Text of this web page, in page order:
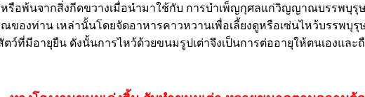
รือพ้นจากสิ่งกีดขวางเมื่อนำมาใช้กับ การบำเพ็ญกุศลแก่วิญญาณบรรพบุ
งท่าน เหล่านั้นโดยจัดอาหารคาวหวานเพื่อเลี้ยงดูหรือเซ่นไหว้บรรพบุรุ
ตว์ที่มีอายุยืน ดังนั้นการไหว้ด้วยขนมรูปเต่าจึงเป็นการต่ออายุให้ตนเองแ